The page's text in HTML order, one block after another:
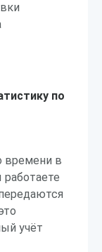
по
времени в
учёт